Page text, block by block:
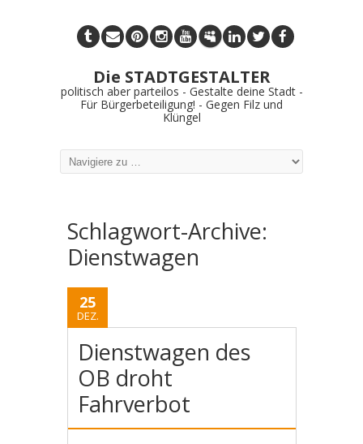
Die STADTGESTALTER
politisch aber parteilos - Gestalte deine Stadt -
Für Bürgerbeteiligung! - Gegen Filz und
Klüngel
Schlagwort-Archive:
Dienstwagen
25
DEZ.
Dienstwagen des
OB droht
Fahrverbot